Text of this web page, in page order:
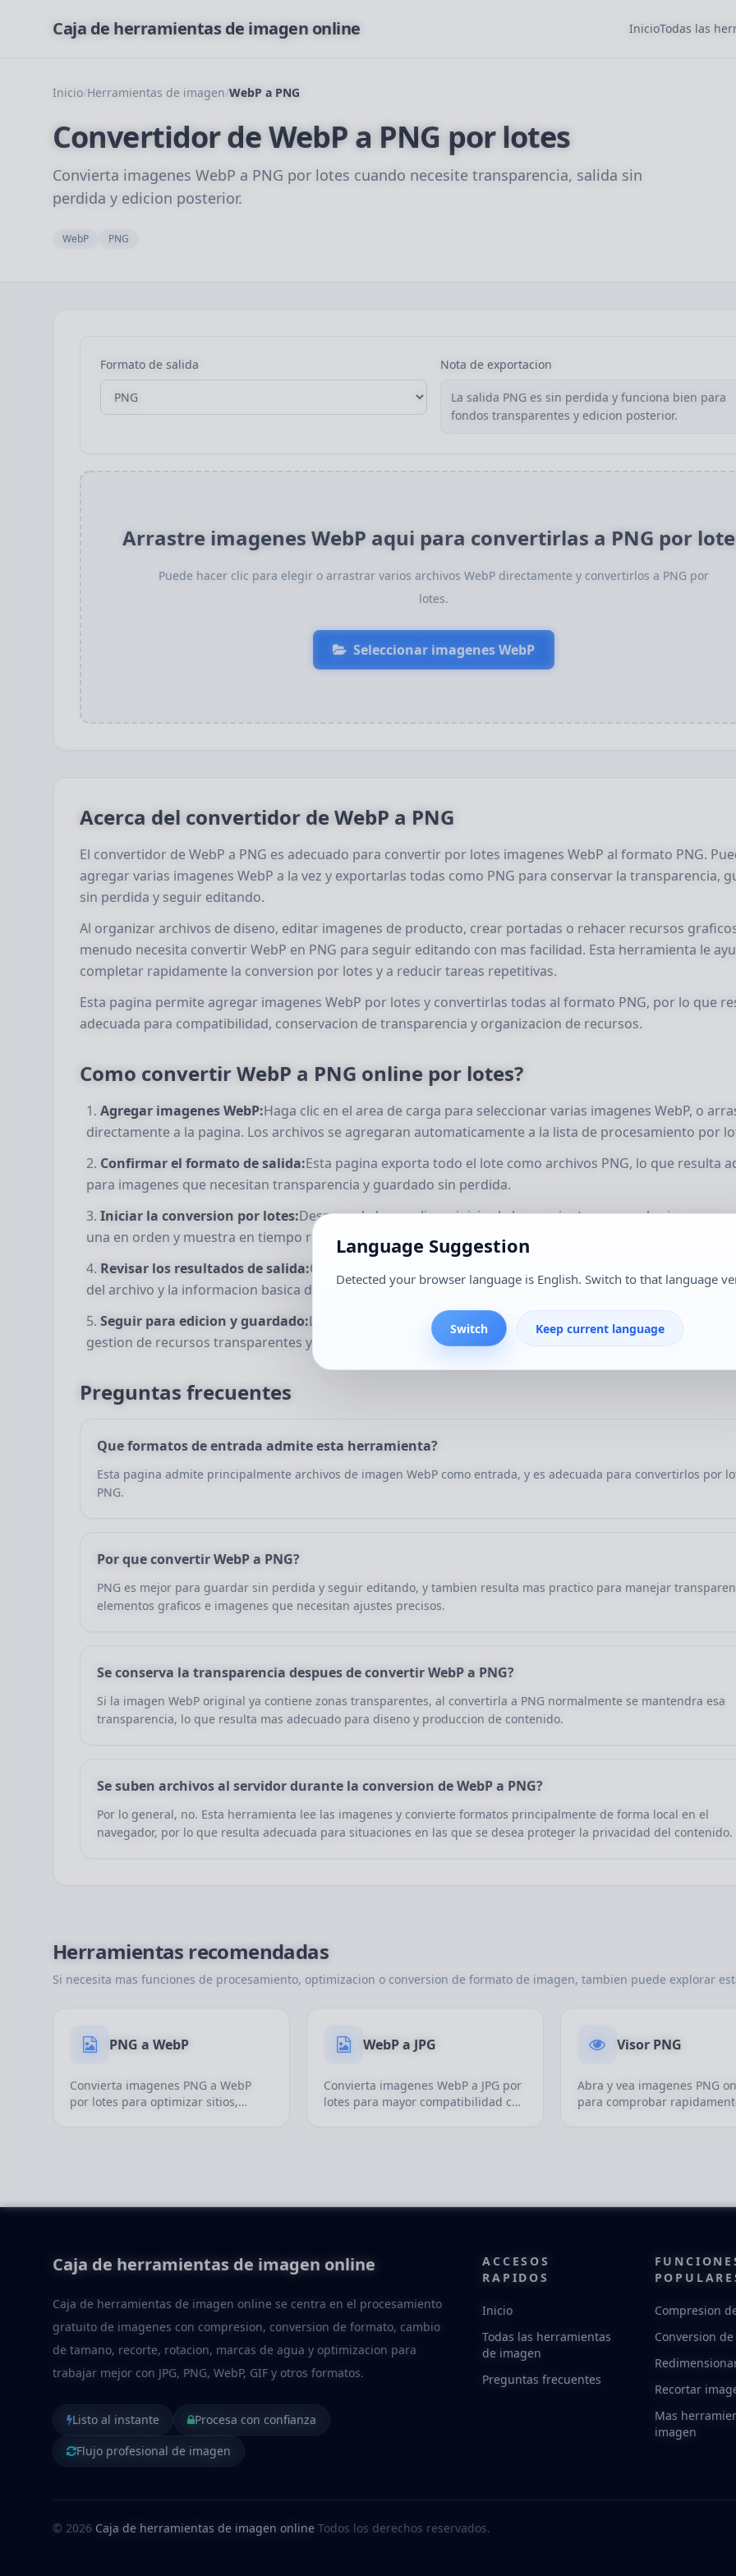
Caja de herramientas de imagen online InicioTodas las
Inicio/Herramientas de imagen/WebP a PNG
Convertidor de WebP a PNG por lotes
Convierta imagenes WebP a PNG por lotes cuando necesite transparencia, salida sin
perdida y edicion posterior.
WebP PNG
Formato de salida Nota de exportacion
La salida PNG es sin perdida y funciona bien para
fondos transparentes y edicion posterior.
Arrastre imagenes WebP aqui para convertirlas a PNG por
Puede hacer clic para elegir o arrastrar varios archivos WebP directamente y convertirlos a PNG por
lotes.
Seleccionar imagenes WebP
Acerca del convertidor de WebP a PNG
El convertidor de WebP a PNG es adecuado para convertir por lotes imagenes WebP al formato PNG.
agregar varias imagenes WebP a la vez y exportarlas todas como PNG para conservar la transparencia,
sin perdida y seguir editando.
Al organizar archivos de diseno, editar imagenes de producto, crear portadas o rehacer recursos
menudo necesita convertir WebP en PNG para seguir editando con mas facilidad. Esta herramienta le
completar rapidamente la conversion por lotes y a reducir tareas repetitivas.
Esta pagina permite agregar imagenes WebP por lotes y convertirlas todas al formato PNG, por lo que
adecuada para compatibilidad, conservacion de transparencia y organizacion de recursos.
Como convertir WebP a PNG online por lotes?
Agregar imagenes WebP:Haga clic en el area de carga para seleccionar varias imagenes WebP, o
directamente a la pagina. Los archivos se agregaran automaticamente a la lista de procesamiento por
Confirmar el formato de salida:Esta pagina exporta todo el lote como archivos PNG, lo que resulta
para imagenes que necesitan transparencia y guardado sin perdida.
Iniciar la conversion por lotes:Despues de hacer clic en iniciar, la herramienta procesa las imagenes
una en orden y muestra en tiempo real el progreso de cada archivo y de la tarea completa.
Revisar los resultados de salida:Cuando termine la conversion, puede revisar el formato de salida, el
del archivo y la informacion basica de cada imagen para organizarlas y archivarlas con mas facilidad.
Seguir para edicion y guardado:Las imagenes PNG convertidas son mas adecuadas para edicion de
gestion de recursos transparentes y guardado de alta calidad.
Preguntas frecuentes
Que formatos de entrada admite esta herramienta?
Esta pagina admite principalmente archivos de imagen WebP como entrada, y es adecuada para convertirlos por
PNG.
Por que convertir WebP a PNG?
PNG es mejor para guardar sin perdida y seguir editando, y tambien resulta mas practico para manejar
elementos graficos e imagenes que necesitan ajustes precisos.
Se conserva la transparencia despues de convertir WebP a PNG?
Si la imagen WebP original ya contiene zonas transparentes, al convertirla a PNG normalmente se mantendra esa
transparencia, lo que resulta mas adecuado para diseno y produccion de contenido.
Se suben archivos al servidor durante la conversion de WebP a PNG?
Por lo general, no. Esta herramienta lee las imagenes y convierte formatos principalmente de forma local en el
navegador, por lo que resulta adecuada para situaciones en las que se desea proteger la privacidad del contenido.
Herramientas recomendadas
Si necesita mas funciones de procesamiento, optimizacion o conversion de formato de imagen, tambien puede explorar
PNG a WebP
Convierta imagenes PNG a WebP
por lotes para optimizar sitios,
WebP a JPG
Convierta imagenes WebP a JPG por
lotes para mayor compatibilidad con
Visor PNG
Abra y vea imagenes PNG
para comprobar
Caja de herramientas de imagen online
Caja de herramientas de imagen online se centra en el procesamiento
gratuito de imagenes con compresion, conversion de formato, cambio
de tamano, recorte, rotacion, marcas de agua y optimizacion para
trabajar mejor con JPG, PNG, WebP, GIF y otros formatos.
Listo al instante
Procesa con confianza
Flujo profesional de imagen
ACCESOS
RAPIDOS
Inicio
Todas las herramientas
de imagen
Preguntas frecuentes
Compresion
Conversion
Recortar
Mas
imagen
© 2026 Caja de herramientas de imagen online Todos los derechos reservados.
Language Suggestion
Detected your browser language is English. Switch to that language
Switch Keep current language